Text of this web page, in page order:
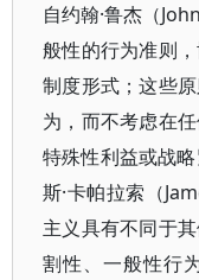
自约翰·鲁杰（
般性的行为准则
制度形式；这些
为，而不考虑在
特殊性利益或战
斯·卡帕拉索（
主义具有不同于
割性、一般性行